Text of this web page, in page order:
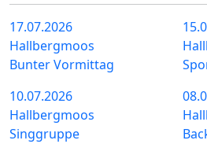
17.07.2026
Hallbergmoos
Bunter Vormittag
10.07.2026
Hallbergmoos
Singgruppe